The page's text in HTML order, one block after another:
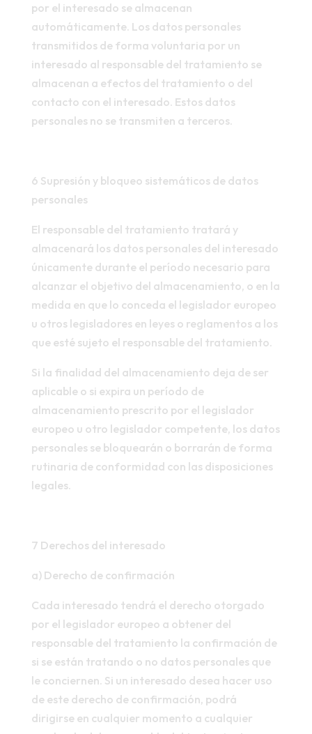
por el interesado se almacenan
automáticamente. Los datos personales
transmitidos de forma voluntaria por un
interesado al responsable del tratamiento se
almacenan a efectos del tratamiento o del
contacto con el interesado. Estos datos
personales no se transmiten a terceros.
6 Supresión y bloqueo sistemáticos de datos
personales
El responsable del tratamiento tratará y
almacenará los datos personales del interesado
únicamente durante el período necesario para
alcanzar el objetivo del almacenamiento, o en la
medida en que lo conceda el legislador europeo
u otros legisladores en leyes o reglamentos a los
que esté sujeto el responsable del tratamiento.
Si la finalidad del almacenamiento deja de ser
aplicable o si expira un período de
almacenamiento prescrito por el legislador
europeo u otro legislador competente, los datos
personales se bloquearán o borrarán de forma
rutinaria de conformidad con las disposiciones
legales.
7 Derechos del interesado
a) Derecho de confirmación
Cada interesado tendrá el derecho otorgado
por el legislador europeo a obtener del
responsable del tratamiento la confirmación de
si se están tratando o no datos personales que
le conciernen. Si un interesado desea hacer uso
de este derecho de confirmación, podrá
dirigirse en cualquier momento a cualquier